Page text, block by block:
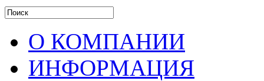
О КОМПАНИИ
ИНФОРМАЦИЯ